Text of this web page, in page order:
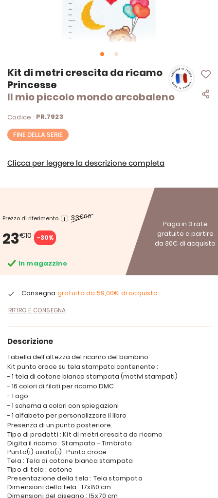
Kit di metri crescita da ricamo
Princesse
Il mio piccolo mondo arcobaleno
Codice : PR.7923
FINE DELLA SERIE
Clicca per leggere la descrizione completa
Prezzo di riferimento 33€00
23€10 -30%
Paga in 3 rate
gratuite a partire
da 30€ di acquisto
In magazzino
Consegna gratuita da 59,00€ di acquisto
RITIRO E CONSEGNA
Vai
all'inizio
della
galleria
immagini
Descrizione
Tabella dell'altezza del ricamo del bambino.
Kit punto croce su tela stampata contenente :
- 1 tela di cotone bianca stampata (motivi stampati)
- 16 colori di filati per ricamo DMC
- 1 ago
- 1 schema a colori con spiegazioni
- 1 alfabeto per personalizzare il libro
Presenza di un punto posteriore.
Tipo di prodotti : Kit di metri crescita da ricamo
Digita il ricamo : Stampato - Timbrato
Punto(i) usato(i) : Punto croce
Tela : Tela di cotone bianca stampata
Tipo di tela : cotone
Presentazione della tela : Tela stampata
Dimensioni della tela : 17x80 cm
Dimensioni del disegno : 15x70 cm